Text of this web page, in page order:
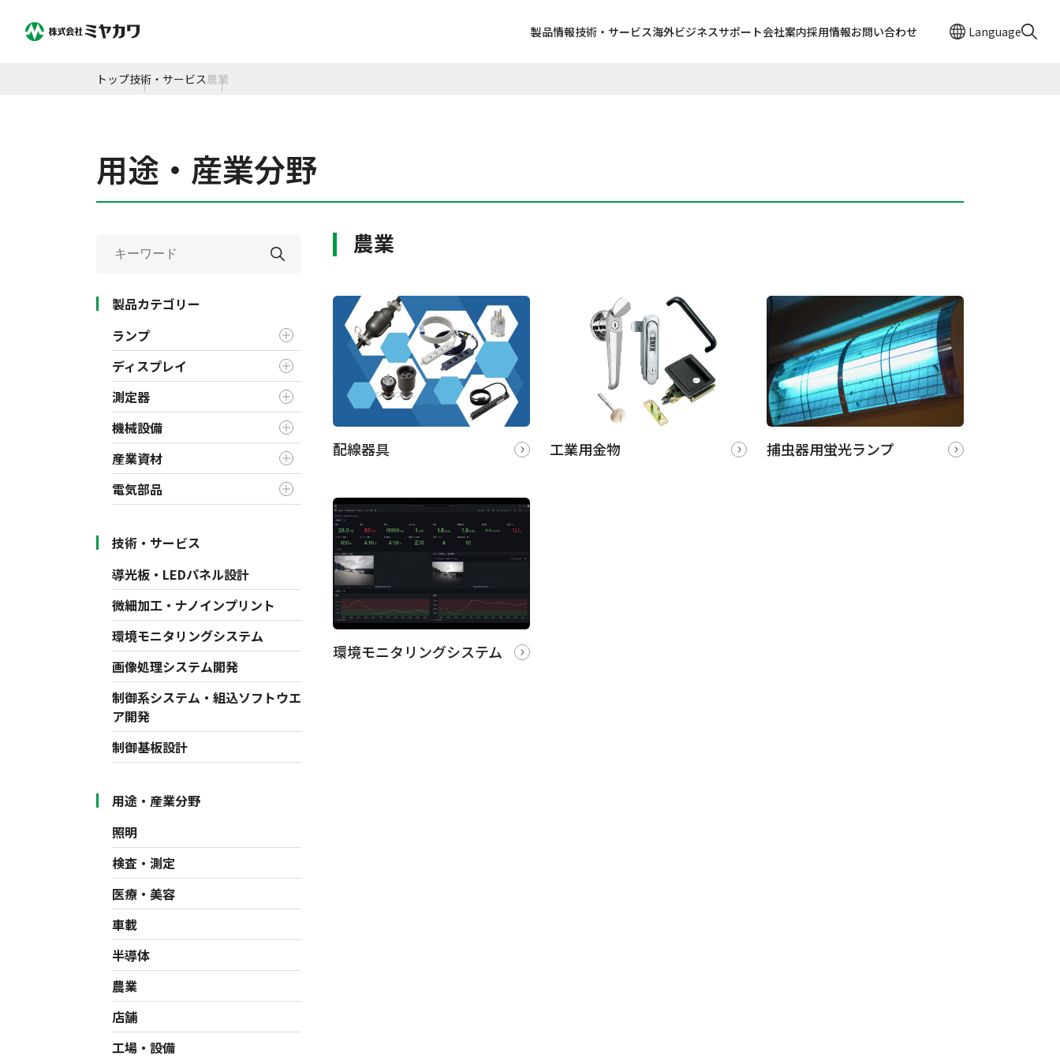
製品情報技術・サービス海外ビジネスサポート会社案内採用情報お問い合わせ Language
トップ技術・サービス農業
用途・産業分野
製品カテゴリー
ランプ
ディスプレイ
測定器
機械設備
産業資材
電気部品
技術・サービス
導光板・LEDパネル設計
微細加工・ナノインプリント
環境モニタリングシステム
画像処理システム開発
制御系システム・組込ソフトウエ
ア開発
制御基板設計
用途・産業分野
照明
検査・測定
医療・美容
車載
半導体
農業
店舗
工場・設備
農業
配線器具 工業用金物 捕虫器用蛍光ランプ
環境モニタリングシステム